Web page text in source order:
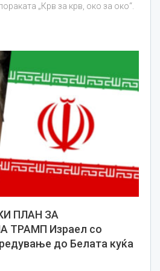
„Крв за крв, око за око“.
ПЛАН ЗА
ТРАМП Израел со
до Белата куќа